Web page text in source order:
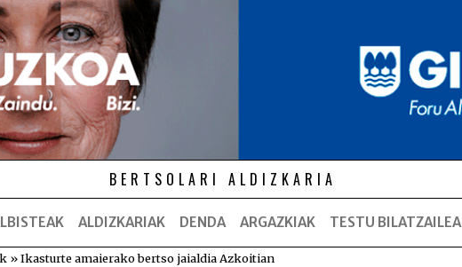
BERTSOLARI ALDIZKARIA
ALDIZKARIAK DENDA ARGAZKIAK TESTU BILATZAILEA
»Ikasturte amaierako bertso jaialdia Azkoitian